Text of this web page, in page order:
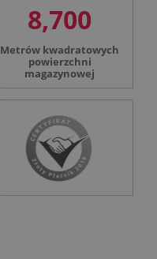
8,700
Metrów kwadratowych
powierzchni
magazynowej